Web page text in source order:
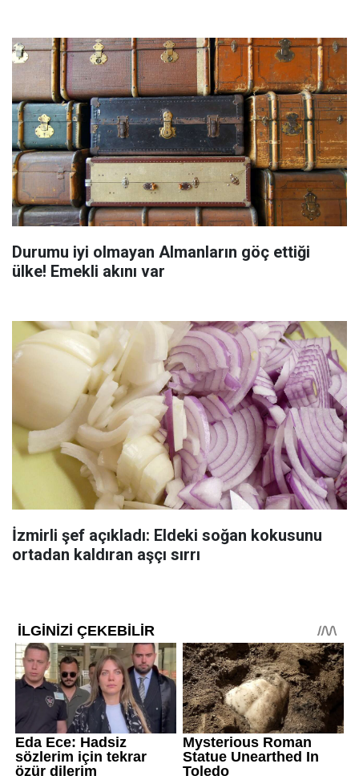
Durumu iyi olmayan Almanların göç ettiği
ülke! Emekli akını var
İzmirli şef açıkladı: Eldeki soğan kokusunu
ortadan kaldıran aşçı sırrı